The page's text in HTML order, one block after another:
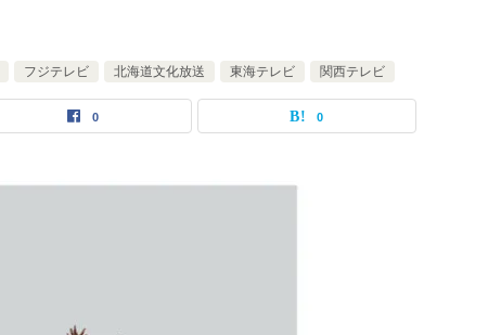
フジテレビ 北海道文化放送 東海テレビ 関西テレビ
0 0